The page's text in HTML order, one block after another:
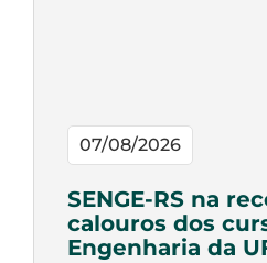
07/08/2026
SENGE-RS na
calouros dos
Engenharia da